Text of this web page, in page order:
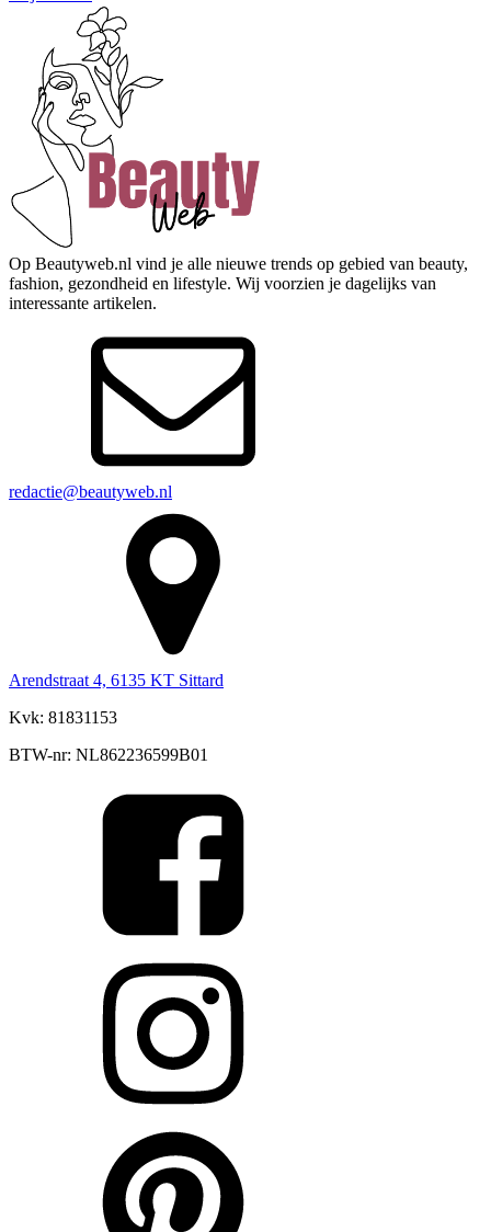
Op Beautyweb.nl vind je alle nieuwe trends op gebied van beauty,
fashion, gezondheid en lifestyle. Wij voorzien je dagelijks van
interessante artikelen.
redactie@beautyweb.nl
Arendstraat 4, 6135 KT Sittard
Kvk: 81831153
BTW-nr: NL862236599B01